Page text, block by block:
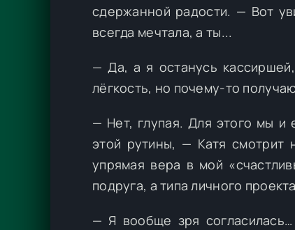
сдержанной радости. — Вот
всегда мечтала, а ты...
— Да, а я останусь
лёгкость, но почему-то
— Нет, глупая. Для этого мы и
этой рутины, — Катя смотрит
упрямая вера в мой
подруга, а типа личного
— Я вообще зря